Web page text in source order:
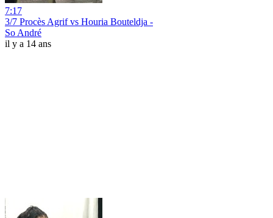
7:17
3/7 Procès Agrif vs Houria Bouteldja -
So André
il y a 14 ans